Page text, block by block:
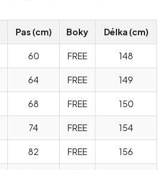
Pas (cm) Boky Délka (cm)
60 FREE 148
64 FREE 149
68 FREE 150
74 FREE 154
82 FREE 156